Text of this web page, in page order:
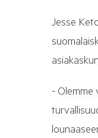
Jesse
- Olemme